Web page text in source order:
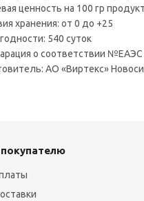
ценность на 100 гр
хранения: от 0 до +25
540 суток
о соответствии №ЕАЭС
АО «Виртекс»